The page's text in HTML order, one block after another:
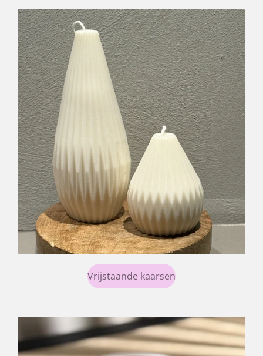
Vrijstaande kaarsen